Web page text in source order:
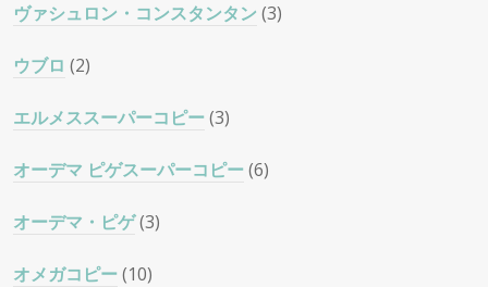
ヴァシュロン・コンスタンタン (3)
ウブロ (2)
エルメススーパーコピー(3)
オーデマ ピゲスーパーコピー(6)
オーデマ・ピゲ(3)
オメガコピー(10)